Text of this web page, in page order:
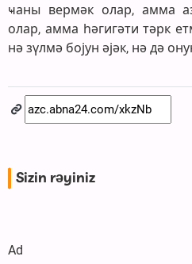
ҹаны вермәк олар, амма
олар, амма һәгигәти тәрк
нә зүлмә бојун әјәк, нә дә
Sizin rəyiniz
Ad